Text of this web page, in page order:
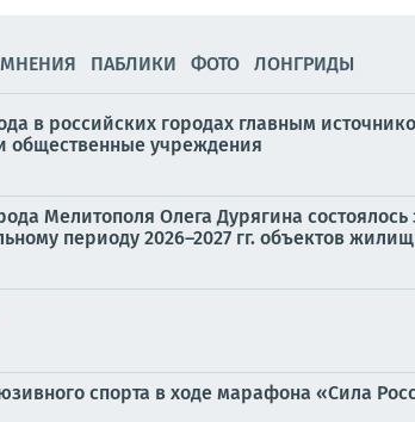
МНЕНИЯ ПАБЛИКИ ФОТО ЛОНГРИДЫ
в российских городах главным
общественные учреждения
Мелитополя Олега Дурягина
периоду 2026–2027 гг. объектов
спорта в ходе марафона «Сила